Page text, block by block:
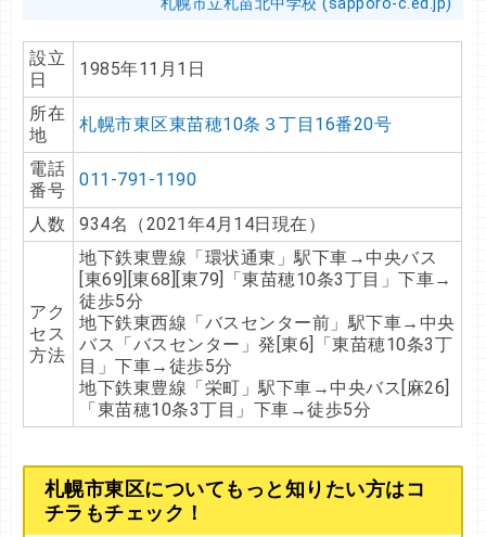
札幌市立札苗北中学校 (sapporo-c.ed.jp)
設立
日
1985年11月1日
所在
地
札幌市東区東苗穂10条３丁目16番20号
電話
番号
011-791-1190
人数 934名（2021年4月14日現在）
アク
セス
方法
地下鉄東豊線「環状通東」駅下車→中央バス
[東69][東68][東79]「東苗穂10条3丁目」下車→
徒歩5分
地下鉄東西線「バスセンター前」駅下車→中央
バス「バスセンター」発[東6]「東苗穂10条3丁
目」下車→徒歩5分
地下鉄東豊線「栄町」駅下車→中央バス[麻26]
「東苗穂10条3丁目」下車→徒歩5分
札幌市東区についてもっと知りたい方はコ
チラもチェック！